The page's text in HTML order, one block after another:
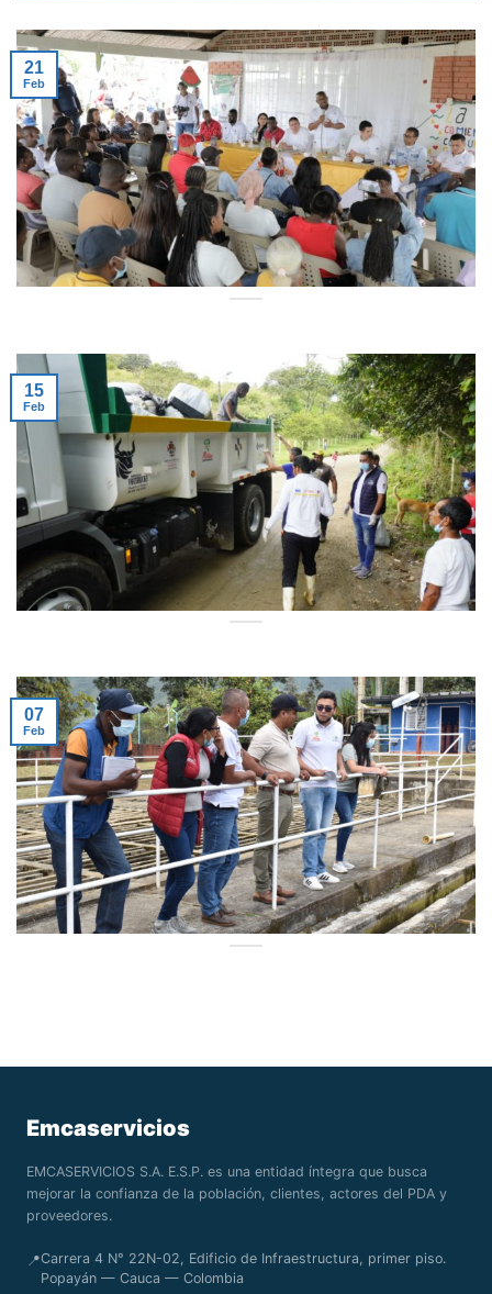
21
Feb
15
Feb
07
Feb
Emcaservicios
EMCASERVICIOS S.A. E.S.P. es una entidad íntegra que busca
mejorar la confianza de la población, clientes, actores del PDA y
proveedores.
📍Carrera 4 N° 22N-02, Edificio de Infraestructura, primer piso.
Popayán — Cauca — Colombia